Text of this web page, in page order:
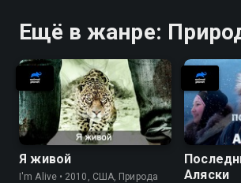
Ещё в жанре:
Я живой
I'm Alive • 2010, США, Природа
Аляски